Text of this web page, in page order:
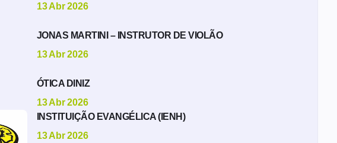
13 Abr 2026
JONAS MARTINI – INSTRUTOR DE VIOLÃO
13 Abr 2026
ÓTICA DINIZ
13 Abr 2026
INSTITUIÇÃO EVANGÉLICA (IENH)
13 Abr 2026